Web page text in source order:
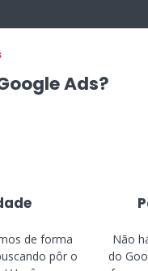
Ads?
de forma
pôr o
Não
do